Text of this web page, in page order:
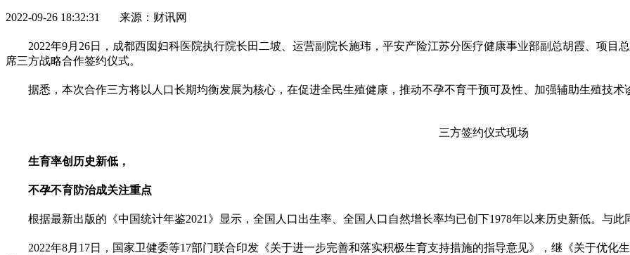
2022-09-26 18:32:31 来源：财讯网
2022年9月26日，成都西囡妇科医院执行院长田二坡、运营副院长施玮，平安产险江苏分医疗健康事业部副总胡霞、项
席三方战略合作签约仪式。
据悉，本次合作三方将以人口长期均衡发展为核心，在促进全民生殖健康，推动不孕不育干预可及性、加强辅助生殖技术
三方签约仪式现场
生育率创历史新低，
不孕不育防治成关注重点
根据最新出版的《中国统计年鉴2021》显示，全国人口出生率、全国人口自然增长率均已创下1978年以来历史新低。与
2022年8月17日，国家卫健委等17部门联合印发《关于进一步完善和落实积极生育支持措施的指导意见》，继《关于优